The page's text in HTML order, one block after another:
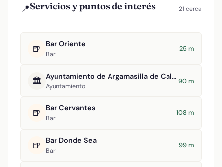
📍Servicios y puntos de interés 21 cerca
🍺 Bar Oriente
Bar
25 m
🏛️ Ayuntamiento de Argamasilla de Calatrava
Ayuntamiento
90 m
🍺 Bar Cervantes
Bar
108 m
🍺 Bar Donde Sea
Bar
99 m